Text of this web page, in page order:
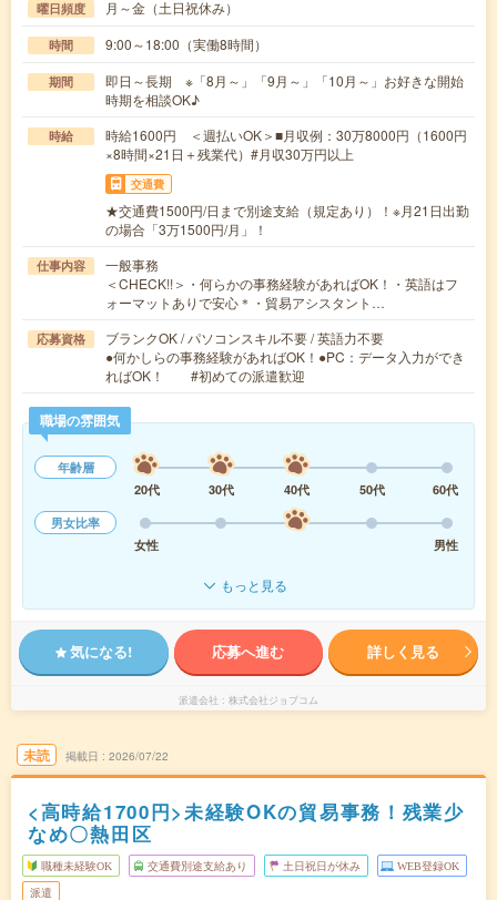
曜日頻度 月～金（土日祝休み）
時間 9:00～18:00（実働8時間）
期間
即日～長期 ※「8月～」「9月～」「10月～」お好きな開始
時期を相談OK♪
時給
時給1600円 ＜週払いOK＞■月収例：30万8000円（1600円
×8時間×21日＋残業代）#月収30万円以上
交通費
★交通費1500円/日まで別途支給（規定あり）！※月21日出勤
の場合「3万1500円/月」！
仕事内容
一般事務
＜CHECK!!＞・何らかの事務経験があればOK！・英語はフ
ォーマットありで安心＊・貿易アシスタント…
応募資格
ブランクOK / パソコンスキル不要 / 英語力不要
●何かしらの事務経験があればOK！●PC：データ入力ができ
ればOK！ #初めての派遣歓迎
職場の雰囲気
年齢層
20代
30代 40代 50代
60代
男女比率
女性
男性
もっと見る
気になる! 応募へ進む 詳しく見る
派遣会社 株式会社ジョブコム
未読 掲載日 2026/07/22
<高時給1700円>未経験OKの貿易事務！残業少
なめ〇熱田区
職種未経験OK 交通費別途支給あり 土日祝日が休み WEB登録OK
派遣